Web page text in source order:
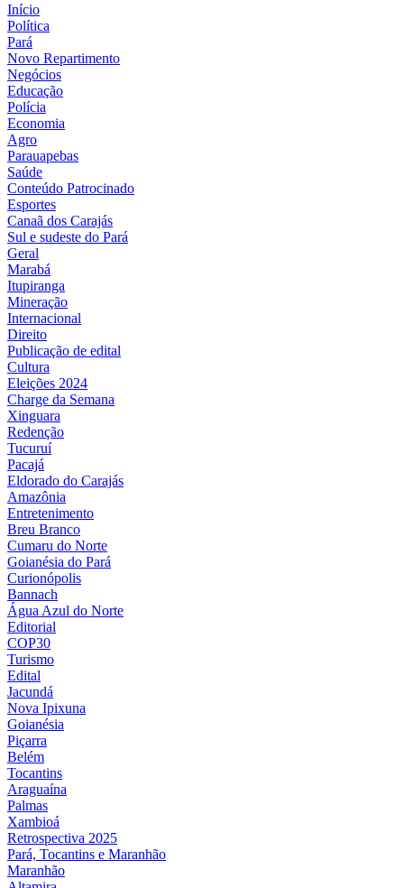
Início
Política
Pará
Novo Repartimento
Negócios
Educação
Polícia
Economia
Agro
Parauapebas
Saúde
Conteúdo Patrocinado
Esportes
Canaã dos Carajás
Sul e sudeste do Pará
Geral
Marabá
Itupiranga
Mineração
Internacional
Direito
Publicação de edital
Cultura
Eleições 2024
Charge da Semana
Xinguara
Redenção
Tucuruí
Pacajá
Eldorado do Carajás
Amazônia
Entretenimento
Breu Branco
Cumaru do Norte
Goianésia do Pará
Curionópolis
Bannach
Água Azul do Norte
Editorial
COP30
Turismo
Edital
Jacundá
Nova Ipixuna
Goianésia
Piçarra
Belém
Tocantins
Araguaína
Palmas
Xambioá
Retrospectiva 2025
Pará, Tocantins e Maranhão
Maranhão